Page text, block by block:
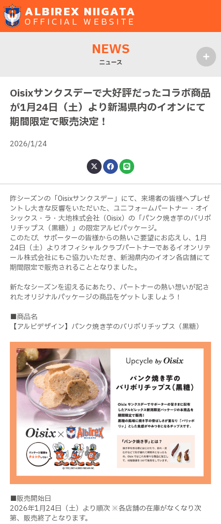
ALBIREX NIIGATA
OFFICIAL WEBSITE
NEWS
ニュース
Oisixサンクスデーで大好評だったコラボ商品
が1月24日（土）より新潟県内のイオンにて
期間限定で販売決定！
2026/1/24
昨シーズンの「Oisixサンクスデー」にて、来場者の皆様へプレゼ
ントし大きな反響をいただいた、ユニフォームパートナー・オイ
シックス・ラ・大地株式会社（Oisix）の「パンク焼き芋のバリボ
リチップス（黒糖）」の限定アルビパッケージ。
このたび、サポーターの皆様からの熱いご要望にお応えし、1月
24日（土）よりオフィシャルクラブパートナーであるイオンリテ
ール株式会社にもご協力いただき、新潟県内のイオン各店舗にて
期間限定で販売されることとなりました。
新たなシーズンを迎えるにあたり、パートナーの熱い想いが記さ
れたオリジナルパッケージの商品をゲットしましょう！
■商品名
【アルビデザイン】パンク焼き芋のバリボリチップス（黒糖）
■販売開始日
2026年1月24日（土）より順次 ※各店舗の在庫がなくなり次
第、販売終了となります。